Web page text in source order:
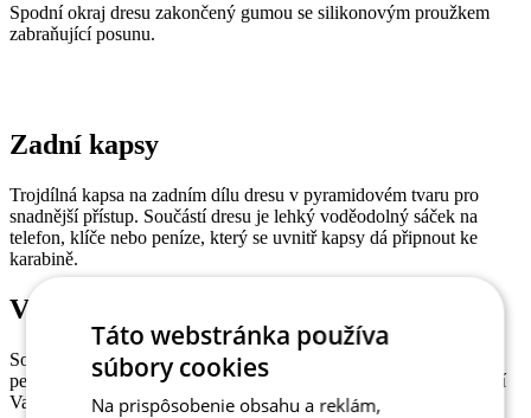
Spodní okraj dresu zakončený gumou se silikonovým proužkem
zabraňující posunu.
Zadní kapsy
Trojdílná kapsa na zadním dílu dresu v pyramidovém tvaru pro
snadnější přístup. Součástí dresu je lehký voděodolný sáček na
telefon, klíče nebo peníze, který se uvnitř kapsy dá připnout ke
karabině.
Voděodolná kapsička
Součástí dresu je lehký voděodolný sáček na telefon, klíče nebo
peníze, který se uvnitř kapsy dá připnout ke karabině a tím ochrání
Vaše cennosti před ztrátou nebo navlhnutím.
Táto webstránka používa
súbory cookies
Na prispôsobenie obsahu a reklám,